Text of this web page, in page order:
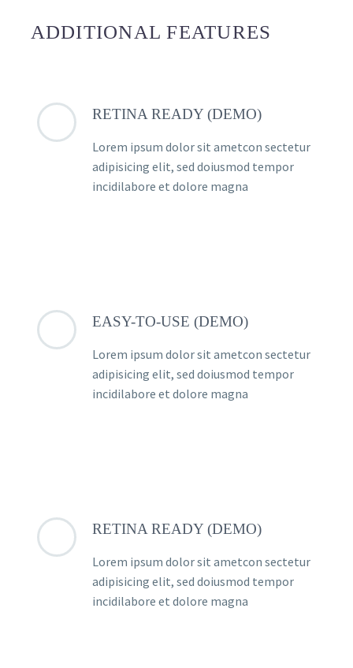
ADDITIONAL FEATURES
RETINA READY (DEMO)
Lorem ipsum dolor sit ametcon sectetur
adipisicing elit, sed doiusmod tempor
incidilabore et dolore magna
EASY-TO-USE (DEMO)
Lorem ipsum dolor sit ametcon sectetur
adipisicing elit, sed doiusmod tempor
incidilabore et dolore magna
RETINA READY (DEMO)
Lorem ipsum dolor sit ametcon sectetur
adipisicing elit, sed doiusmod tempor
incidilabore et dolore magna